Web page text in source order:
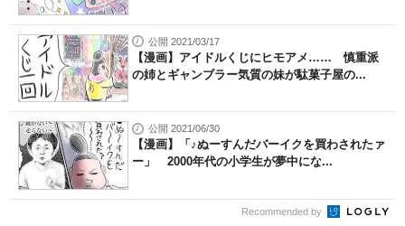
公開 2021/03/17
【漫画】アイドルくじにヒモアメ…… 慎重派
の姉とギャンブラー気質の妹が駄菓子屋の...
公開 2021/06/30
【漫画】「♪ぬーすんだバーイクを買わされたァ
ー」 2000年代の小学生が夢中にな...
Recommended by